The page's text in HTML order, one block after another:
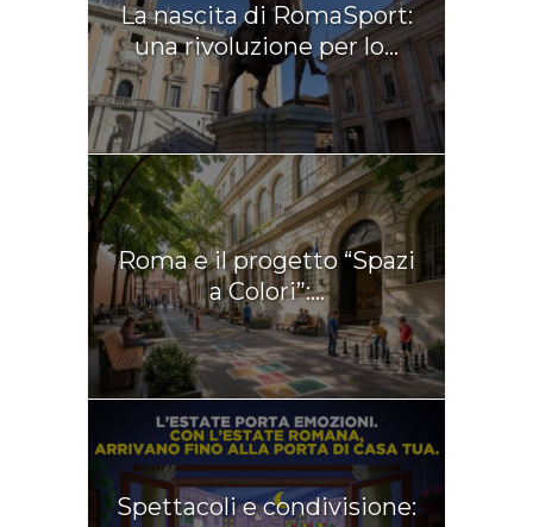
La nascita di RomaSport:
una rivoluzione per lo...
Roma e il progetto “Spazi
a Colori”:...
Spettacoli e condivisione: